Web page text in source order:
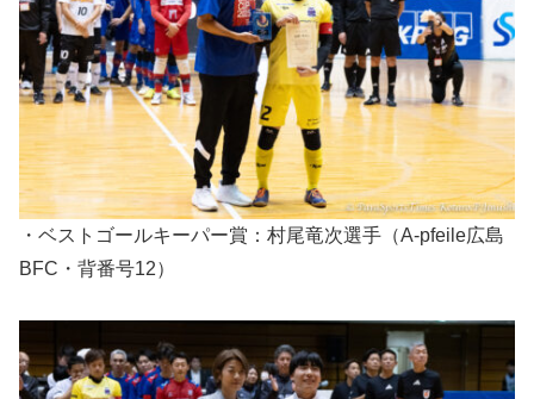
・ベストゴールキーパー賞：村尾竜次選手（A-pfeile広島
BFC・背番号12）